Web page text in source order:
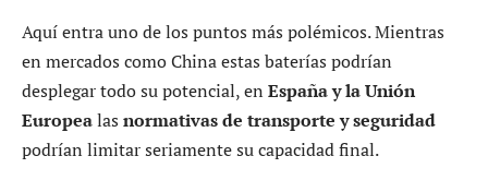
Aquí entra uno de los puntos más polémicos. Mientras
en mercados como China estas baterías podrían
desplegar todo su potencial, en España y la Unión
Europealas normativas de transporte y seguridad
podrían limitar seriamente su capacidad final.